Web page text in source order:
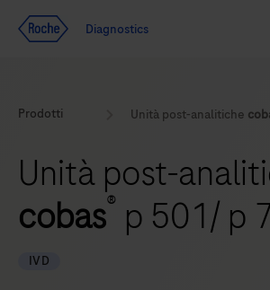
Diagnostics
Prodotti Unità post-analitiche
Unità post-
cobas® p 501/ p
IVD